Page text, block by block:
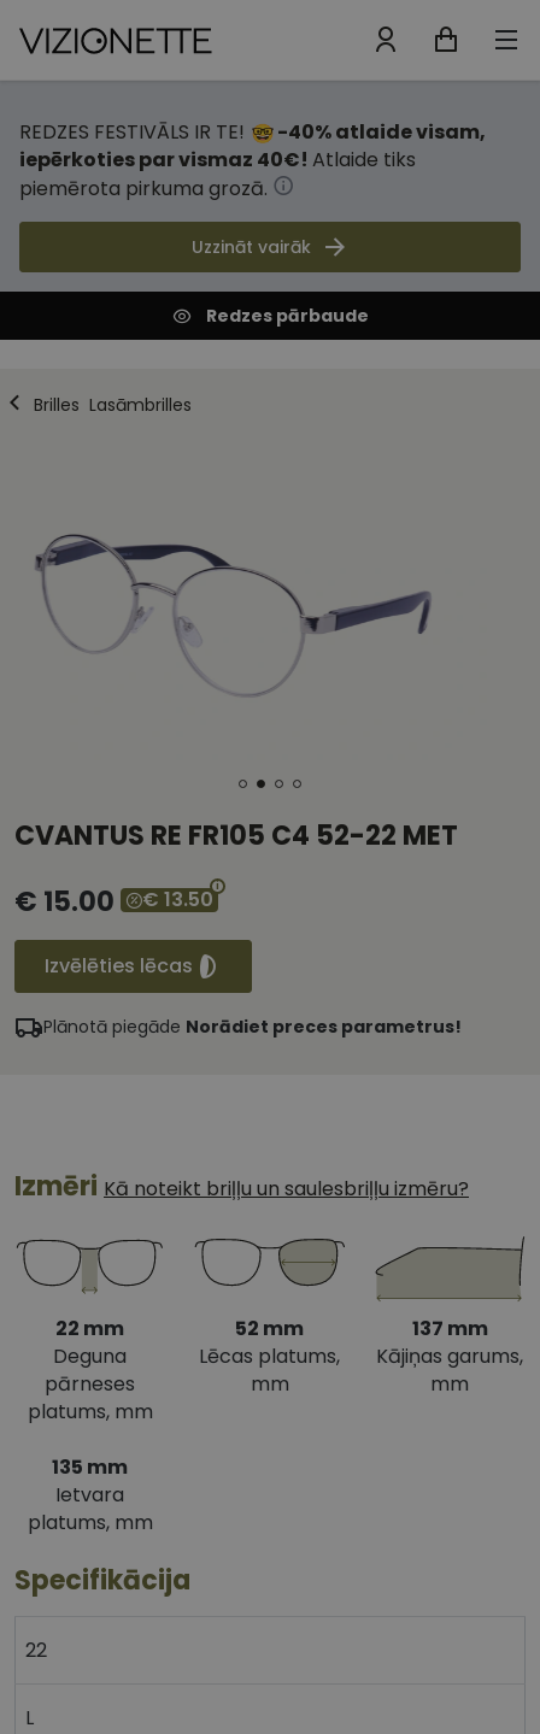
REDZES FESTIVĀLS IR TE!
-40% atlaide visam,
iepērkoties par vismaz 40€! Atlaide tiks
piemērota pirkuma grozā.
Uzzināt vairāk
Redzes pārbaude
Brilles Lasāmbrilles
CVANTUS RE FR105 C4 52-22 MET
€ 15.00
€ 13.50
Izvēlēties lēcas
Plānotā piegāde Norādiet preces parametrus!
Izmēri Kā noteikt briļļu un saulesbriļļu izmēru?
22 mm
Deguna
pārneses
platums, mm
52 mm
Lēcas platums,
mm
137 mm
Kājiņas garums,
mm
135 mm
Ietvara
platums, mm
Specifikācija
22
L